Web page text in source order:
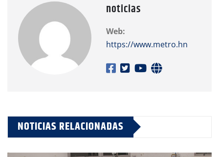
noticias
Web:
https://www.metro.hn
NOTICIAS RELACIONADAS